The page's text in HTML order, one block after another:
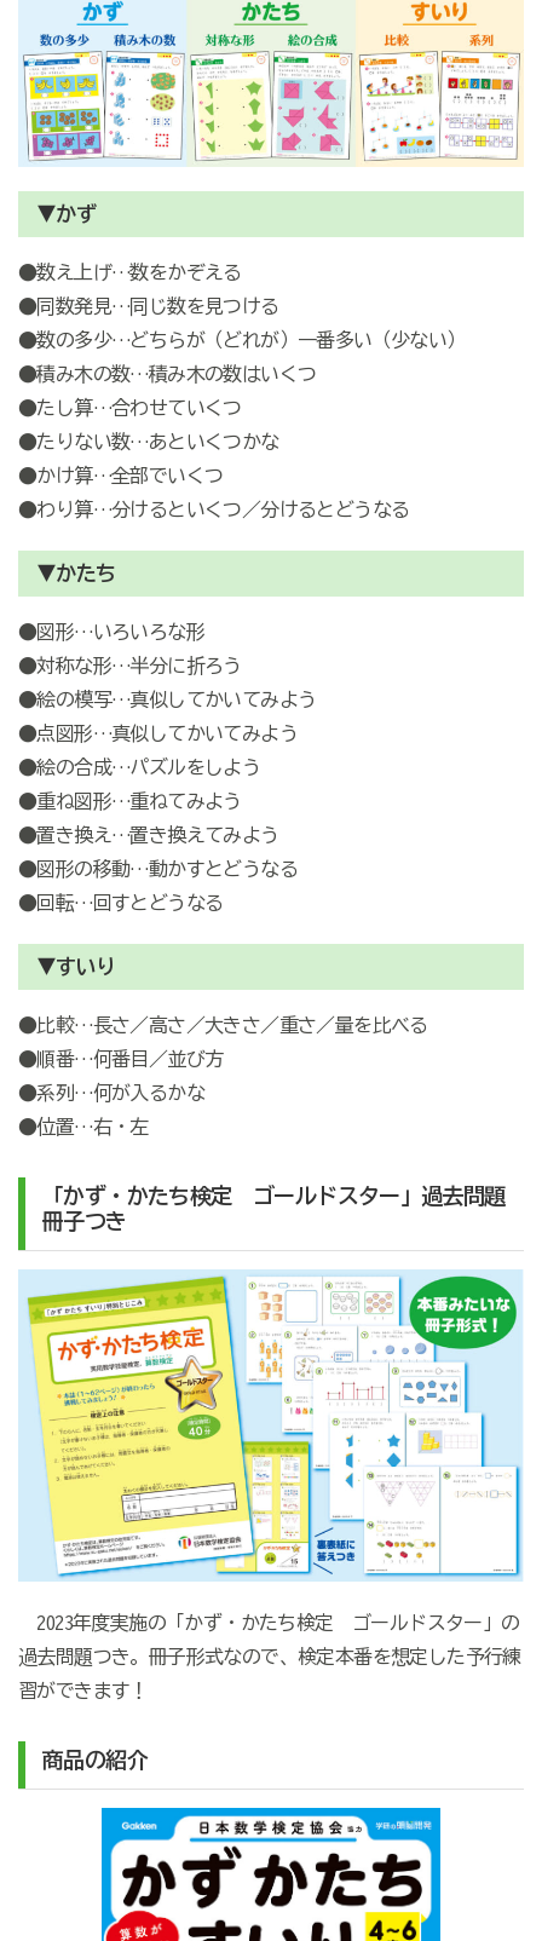
▼かず
●数え上げ…数をかぞえる
●同数発見…同じ数を見つける
●数の多少…どちらが（どれが）一番多い（少ない）
●積み木の数…積み木の数はいくつ
●たし算…合わせていくつ
●たりない数…あといくつかな
●かけ算…全部でいくつ
●わり算…分けるといくつ／分けるとどうなる
▼かたち
●図形…いろいろな形
●対称な形…半分に折ろう
●絵の模写…真似してかいてみよう
●点図形…真似してかいてみよう
●絵の合成…パズルをしよう
●重ね図形…重ねてみよう
●置き換え…置き換えてみよう
●図形の移動…動かすとどうなる
●回転…回すとどうなる
▼すいり
●比較…長さ／高さ／大きさ／重さ／量を比べる
●順番…何番目／並び方
●系列…何が入るかな
●位置…右・左
「かず・かたち検定 ゴールドスター」過去問題
冊子つき
2023年度実施の「かず・かたち検定 ゴールドスター」の
過去問題つき。冊子形式なので、検定本番を想定した予行練
習ができます！
商品の紹介